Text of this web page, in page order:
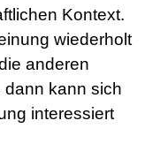
Kontext.
wiederholt
anderen
dann kann sich
interessiert